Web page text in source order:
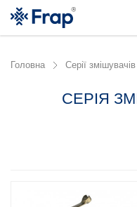
Головна Серії змішувачів
СЕРІЯ